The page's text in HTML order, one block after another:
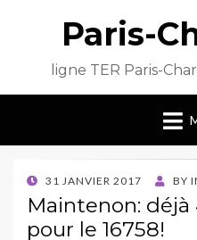
Paris-
ligne TER Paris-
POSTED
ON
31 JANVIER 2017 BY
Maintenon:
pour le 16758!